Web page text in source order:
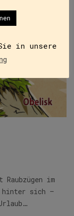
im
hinter sich –
in unsere